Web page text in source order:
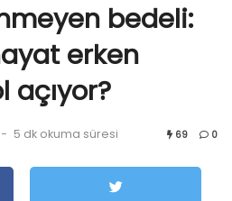
bedeli:
erken
açıyor?
- 5 dk okuma süresi 69 0